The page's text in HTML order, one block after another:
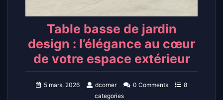
Table basse de jardin
design : l’élégance au cœur
de votre espace extérieur
5 mars, 2026 dcorner 0 Comments
8
categories